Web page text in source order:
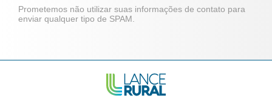
Prometemos não utilizar suas informações de contato para
enviar qualquer tipo de SPAM.